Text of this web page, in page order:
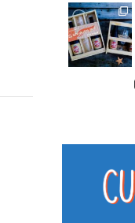
] Ce week-end marque